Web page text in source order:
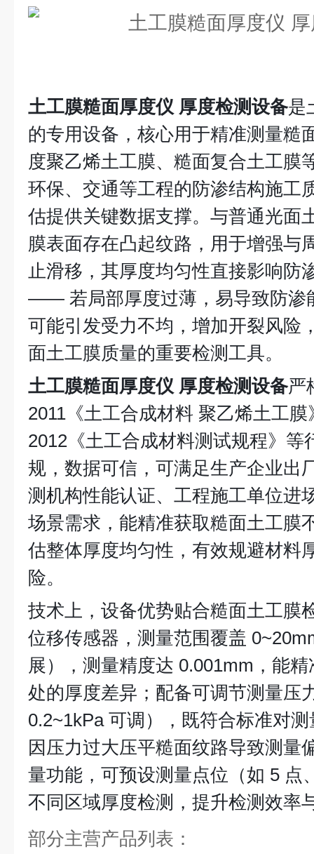
土工膜糙面厚度仪 厚度检测设备是
的专用设备，核心用于精准测量糙
度聚乙烯土工膜、糙面复合土工膜
环保、交通等工程的防渗结构施工
估提供关键数据支撑。与普通光面
膜表面存在凸起纹路，用于增强与
止滑移，其厚度均匀性直接影响防
—— 若局部厚度过薄，易导致防渗
可能引发受力不均，增加开裂风险
面土工膜质量的重要检测工具。
土工膜糙面厚度仪 厚度检测设备严
2011《土工合成材料 聚乙烯土工
2012《土工合成材料测试规程》等
规，数据可信，可满足生产企业出
测机构性能认证、工程施工单位进
场景需求，能精准获取糙面土工膜
估整体厚度均匀性，有效规避材料
险。
技术上，设备优势贴合糙面土工膜
位移传感器，测量范围覆盖
展），测量精度达 0.001mm，能
处的厚度差异；配备可调节测量压
0.2~1kPa 可调），既符合标准对
因压力过大压平糙面纹路导致测量
量功能，可预设测量点位（如 5 点
不同区域厚度检测，提升检测效率
部分主营产品列表：